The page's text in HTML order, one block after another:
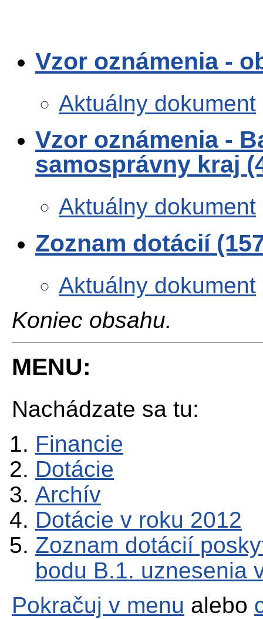
Vzor oznámenia -
Aktuálny dokument
Vzor oznámenia -
samosprávny kraj
Aktuálny dokument
Zoznam dotácií
Aktuálny dokument
Koniec obsahu.
MENU:
Nachádzate sa tu:
Financie
Dotácie
Archív
Dotácie v roku 2012
Zoznam dotácií
bodu B.1. uznesenia
Pokračuj v menu alebo